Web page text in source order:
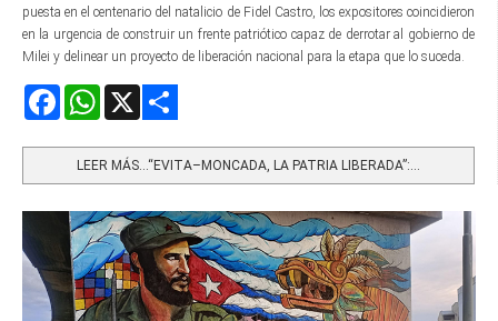
puesta en el centenario del natalicio de Fidel Castro, los expositores coincidieron
en la urgencia de construir un frente patriótico capaz de derrotar al gobierno de
Milei y delinear un proyecto de liberación nacional para la etapa que lo suceda.
FacebookWhatsApp
LEER MÁS…“EVITA–MONCADA, LA PATRIA LIBERADA”:...